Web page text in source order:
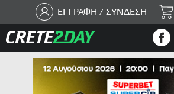
ΕΓΓΡΑΦΗ / ΣΥΝΔΕΣΗ